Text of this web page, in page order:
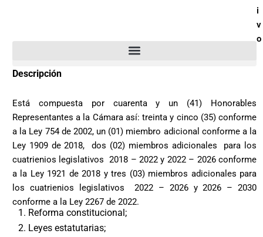
i
v
o
Descripción
Está compuesta por cuarenta y un (41) Honorables
Representantes a la Cámara así: treinta y cinco (35) conforme
a la Ley 754 de 2002, un (01) miembro adicional conforme a la
Ley 1909 de 2018, dos (02) miembros adicionales para los
cuatrienios legislativos 2018 – 2022 y 2022 – 2026 conforme
a la Ley 1921 de 2018 y tres (03) miembros adicionales para
los cuatrienios legislativos 2022 – 2026 y 2026 – 2030
conforme a la Ley 2267 de 2022.
1. Reforma constitucional;
2. Leyes estatutarias;